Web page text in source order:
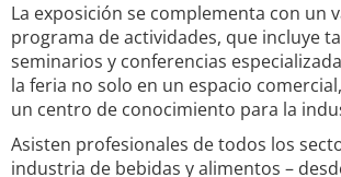
La exposición se complementa con un
programa de actividades, que incluye
seminarios y conferencias
la feria no solo en un espacio
un centro de conocimiento para la
Asisten profesionales de todos los
industria de bebidas y alimentos –